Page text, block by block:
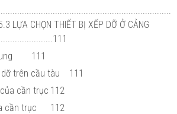
LỰA CHỌN THIẾT BỊ XẾP DỠ Ở CẢNG
111
trên cầu tàu
111
cần trục 112
cần trục
112